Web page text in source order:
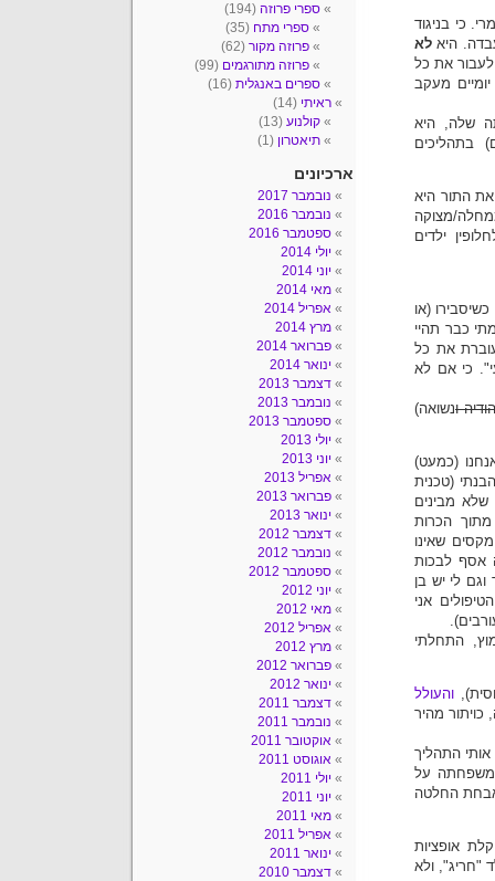
כי בניגוד
היא לא
את כל
מעקב
שלה, היא
בתהליכים
התור היא
מצוקה
ילדים
(או
כבר תהיי
את כל
כי אם לא
ונשואה)
(כמעט)
(טכנית
שלא מבינים
הכרות
שאינו
אסף לבכות
לי יש בן
אני
התחלתי
והעולל
מהיר
אותי התהליך
משפחתה על
החלטה
אופציות
"חריג", ולא
ספרי פרוזה (194)
ספרי מתח (35)
פרוזה מקור (62)
פרוזה מתורגמים (99)
ספרים באנגלית (16)
ראיתי (14)
קולנוע (13)
תיאטרון (1)
ארכיונים
נובמבר 2017
נובמבר 2016
ספטמבר 2016
יולי 2014
יוני 2014
מאי 2014
אפריל 2014
מרץ 2014
פברואר 2014
ינואר 2014
דצמבר 2013
נובמבר 2013
ספטמבר 2013
יולי 2013
יוני 2013
אפריל 2013
פברואר 2013
ינואר 2013
דצמבר 2012
נובמבר 2012
ספטמבר 2012
יוני 2012
מאי 2012
אפריל 2012
מרץ 2012
פברואר 2012
ינואר 2012
דצמבר 2011
נובמבר 2011
אוקטובר 2011
אוגוסט 2011
יולי 2011
יוני 2011
מאי 2011
אפריל 2011
ינואר 2011
דצמבר 2010